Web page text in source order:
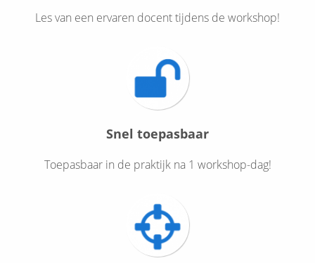
Les van een ervaren docent tijdens de workshop!
Snel toepasbaar
Toepasbaar in de praktijk na 1 workshop-dag!